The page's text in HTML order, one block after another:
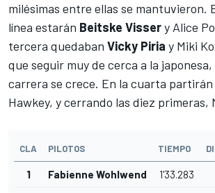
milésimas entre ellas se mantuvieron.
línea estarán Beitske Vissery Alice
tercera quedaban Vicky Piria y Miki
que seguir muy de cerca a la
carrera se crece. En la cuarta partirán
Hawkey, y cerrando las diez primeras,
CLA PILOTOS TIEMPO
1 Fabienne Wohlwend 1'33.283